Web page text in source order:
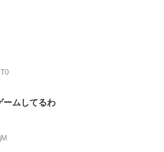
ームしてるわ